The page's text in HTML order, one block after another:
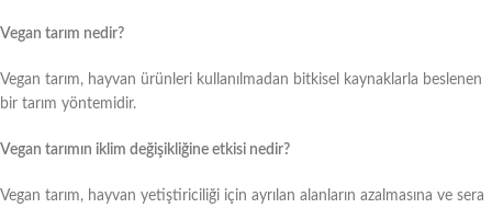
Vegan tarım nedir?
Vegan tarım, hayvan ürünleri kullanılmadan bitkisel kaynaklarla beslenen
bir tarım yöntemidir.
Vegan tarımın iklim değişikliğine etkisi nedir?
Vegan tarım, hayvan yetiştiriciliği için ayrılan alanların azalmasına ve sera